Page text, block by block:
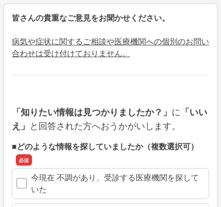
皆さんの貴重なご意見をお聞かせください。
病気や症状に関するご相談や医療機関への個別のお問い
合わせは受け付けておりません。
「知りたい情報は見つかりましたか？」 に 「いい
え」 と回答された方へおうかがいします。
■どのような情報を探していましたか（複数選択可）
今現在 不調があり、受診する医療機関を探して
いた